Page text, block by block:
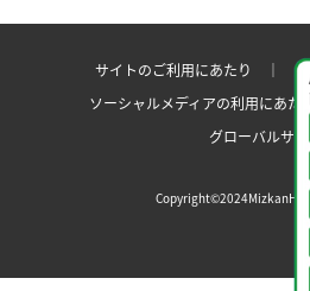
サイトのご利用にあたり ｜
ソーシャルメディアの利用にあた
グローバルサイ